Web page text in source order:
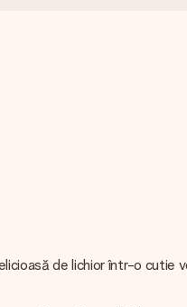
de lichior într-o cutie